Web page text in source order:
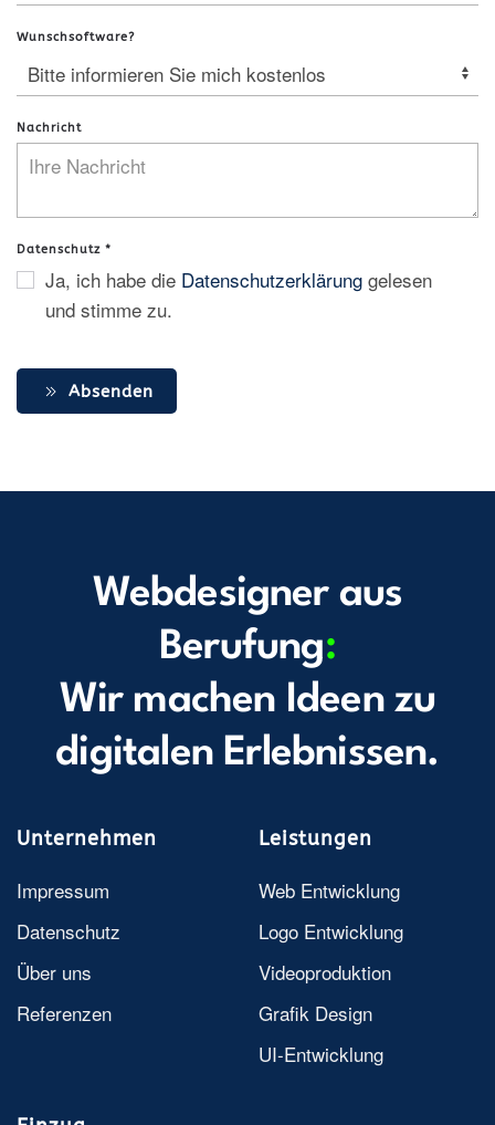
Wunschsoftware?
Nachricht
Datenschutz *
Ja, ich habe die Datenschutzerklärung gelesen
und stimme zu.
Absenden
Webdesigner aus
Berufung:
Wir machen Ideen zu
digitalen Erlebnissen.
Unternehmen
Impressum
Datenschutz
Über uns
Referenzen
Leistungen
Web Entwicklung
Logo Entwicklung
Videoproduktion
Grafik Design
UI-Entwicklung